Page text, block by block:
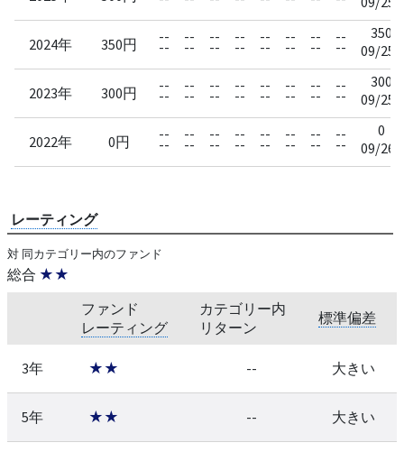
2024年 350円 --
--
--
--
--
--
--
--
--
--
--
--
--
--
--
--
350
09/25
2023年 300円 --
--
--
--
--
--
--
--
--
--
--
--
--
--
--
--
300
09/25
2022年 0円 --
--
--
--
--
--
--
--
--
--
--
--
--
--
--
--
0
09/26
レーティング
対 同カテゴリー内のファンド
総合 ★★
ファンド
レーティング
カテゴリー内
リターン
標準偏差
3年 ★★ -- 大きい
5年 ★★ -- 大きい